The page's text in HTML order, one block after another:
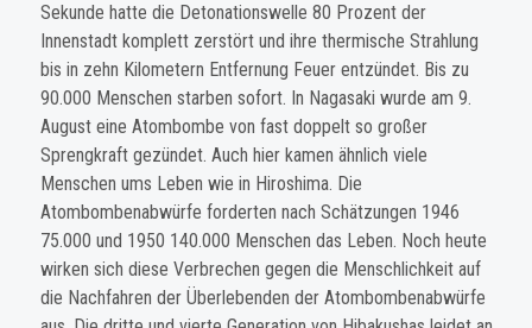
Sekunde hatte die Detonationswelle 80 Prozent der
Innenstadt komplett zerstört und ihre thermische Strahlung
bis in zehn Kilometern Entfernung Feuer entzündet. Bis zu
90.000 Menschen starben sofort. In Nagasaki wurde am 9.
August eine Atombombe von fast doppelt so großer
Sprengkraft gezündet. Auch hier kamen ähnlich viele
Menschen ums Leben wie in Hiroshima. Die
Atombombenabwürfe forderten nach Schätzungen 1946
75.000 und 1950 140.000 Menschen das Leben. Noch heute
wirken sich diese Verbrechen gegen die Menschlichkeit auf
die Nachfahren der Überlebenden der Atombombenabwürfe